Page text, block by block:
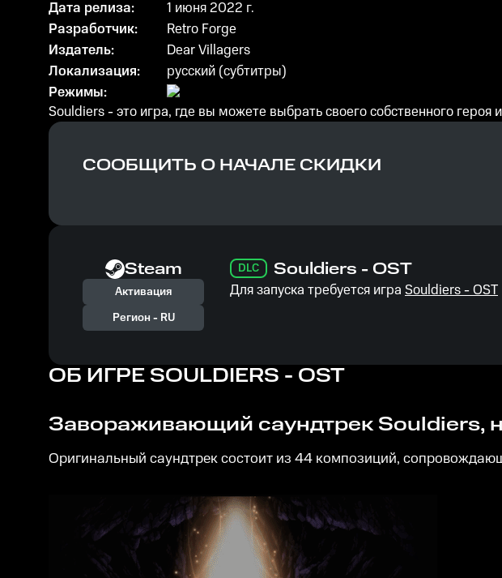
Дата релиза:
1 июня 2022 г.
Разработчик:
Retro Forge
Издатель:
Dear Villagers
Локализация:
русский (субтитры)
Режимы:
Souldiers - это игра, где вы можете выбрать своего собственного
СООБЩИТЬ О НАЧАЛЕ СКИДКИ
Steam
Активация
Регион - RU
DLC Souldiers - OST
Для запуска требуется игра Souldiers - OST
ОБ ИГРЕ SOULDIERS - OST
Завораживающий саундтрек Souldiers,
Оригинальный саундтрек состоит из 44 композиций,